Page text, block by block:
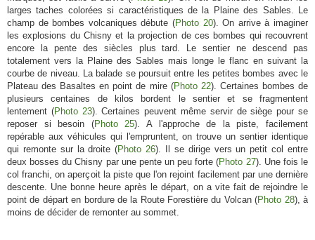
larges taches colorées si caractéristiques de la Plaine des Sables. Le
champ de bombes volcaniques débute (Photo 20). On arrive à imaginer
les explosions du Chisny et la projection de ces bombes qui recouvrent
encore la pente des siècles plus tard. Le sentier ne descend pas
totalement vers la Plaine des Sables mais longe le flanc en suivant la
courbe de niveau. La balade se poursuit entre les petites bombes avec le
Plateau des Basaltes en point de mire (Photo 22). Certaines bombes de
plusieurs centaines de kilos bordent le sentier et se fragmentent
lentement (Photo 23). Certaines peuvent même servir de siège pour se
reposer si besoin (Photo 25). A l'approche de la piste, facilement
repérable aux véhicules qui l'empruntent, on trouve un sentier identique
qui remonte sur la droite (Photo 26). Il se dirige vers un petit col entre
deux bosses du Chisny par une pente un peu forte (Photo 27). Une fois le
col franchi, on aperçoit la piste que l'on rejoint facilement par une dernière
descente. Une bonne heure après le départ, on a vite fait de rejoindre le
point de départ en bordure de la Route Forestière du Volcan (Photo 28), à
moins de décider de remonter au sommet.